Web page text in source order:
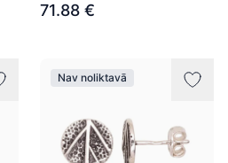
71.88 €
Nav noliktavā